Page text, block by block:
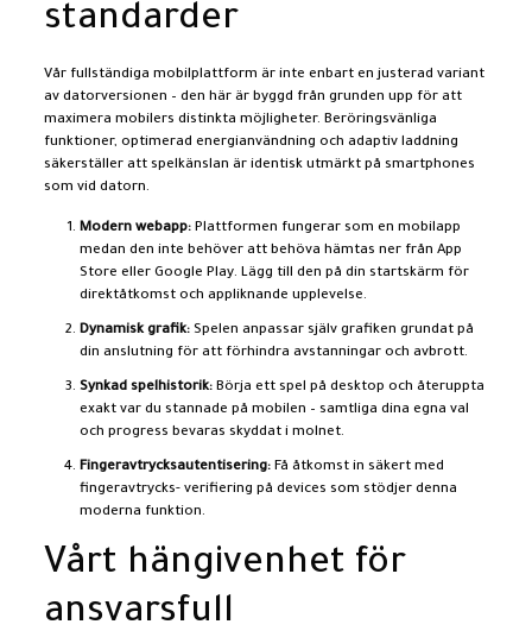
standarder
Vår fullständiga mobilplattform är inte enbart en justerad variant
av datorversionen – den här är byggd från grunden upp för att
maximera mobilers distinkta möjligheter. Beröringsvänliga
funktioner, optimerad energianvändning och adaptiv laddning
säkerställer att spelkänslan är identisk utmärkt på smartphones
som vid datorn.
Modern webapp:Plattformen fungerar som en mobilapp
medan den inte behöver att behöva hämtas ner från App
Store eller Google Play. Lägg till den på din startskärm för
direktåtkomst och appliknande upplevelse.
Dynamisk grafik:Spelen anpassar själv grafiken grundat på
din anslutning för att förhindra avstanningar och avbrott.
Synkad spelhistorik:Börja ett spel på desktop och återuppta
exakt var du stannade på mobilen – samtliga dina egna val
och progress bevaras skyddat i molnet.
Fingeravtrycksautentisering:Få åtkomst in säkert med
fingeravtrycks- verifiering på devices som stödjer denna
moderna funktion.
Vårt hängivenhet för
ansvarsfull